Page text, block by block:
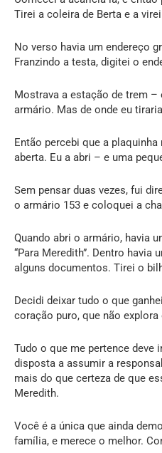
Tirei a coleira de Berta e a
No verso havia um endereço
Franzindo a testa, digitei o
Mostrava a estação de trem –
armário. Mas de onde eu
Então percebi que a
aberta. Eu a abri – e uma
Sem pensar duas vezes, fui
o armário 153 e coloquei a
Quando abri o armário, havia
“Para Meredith”. Dentro havia
alguns documentos. Tirei o
Decidi deixar tudo o que
coração puro, que não
Tudo o que me pertence deve
disposta a assumir a
mais do que certeza de que
Meredith.
Você é a única que ainda
família, e merece o melhor.